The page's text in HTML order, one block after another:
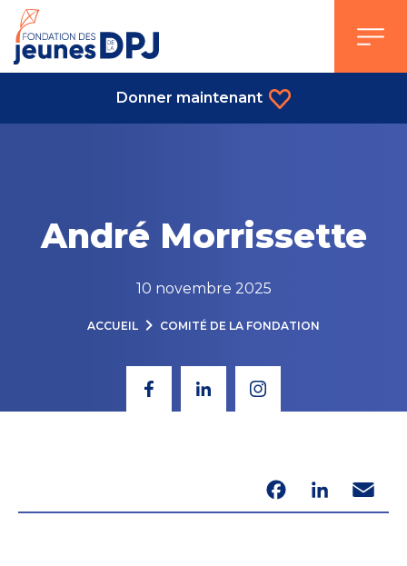
Skip
content
Donner maintenant
André Morrissette
10 novembre 2025
ACCUEIL COMITÉ DE LA FONDATION
FacebookLinkedIn Email